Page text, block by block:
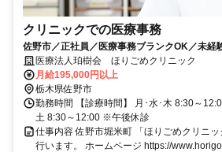
クリニックでの医療事務
佐野市／正社員／医療事務ブランクOK／未経
務経験があれば尚可
医療法人珀樹会 ほりごめクリニック
月給195,000円以上
栃木県佐野市
勤務時間 【診療時間】 月･水･木 8:30～
土 8:30～12:00 ※午後休診
仕事内容 佐野市堀米町 「ほりごめクリニ
行います。 ホームページ https://